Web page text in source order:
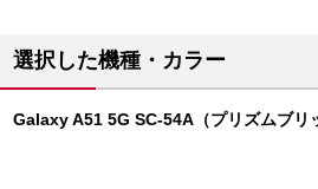
選択した機種・カラー
Galaxy A51 5G SC-54A（プリズムブリ